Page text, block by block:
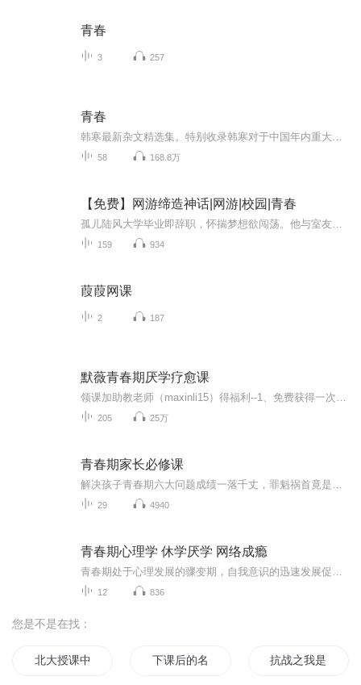
青春
3 257
青春
58 168.8万
【免费】网游缔造神话|网游|校园|青春
159 934
葭葭网课
2 187
默薇青春期厌学疗愈课
205 25万
青春期家长必修课
29 4940
青春期心理学 休学厌学 网络成瘾
12 836
您是不是在找：
北大授课中华文化的四十七课下课后的名侦探 抗战之我是特高